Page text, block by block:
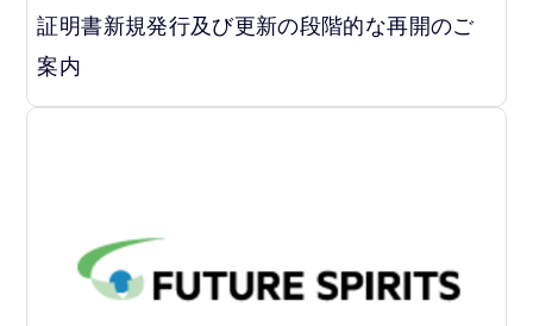
証明書新規発行及び更新の段階的な再開のご
案内